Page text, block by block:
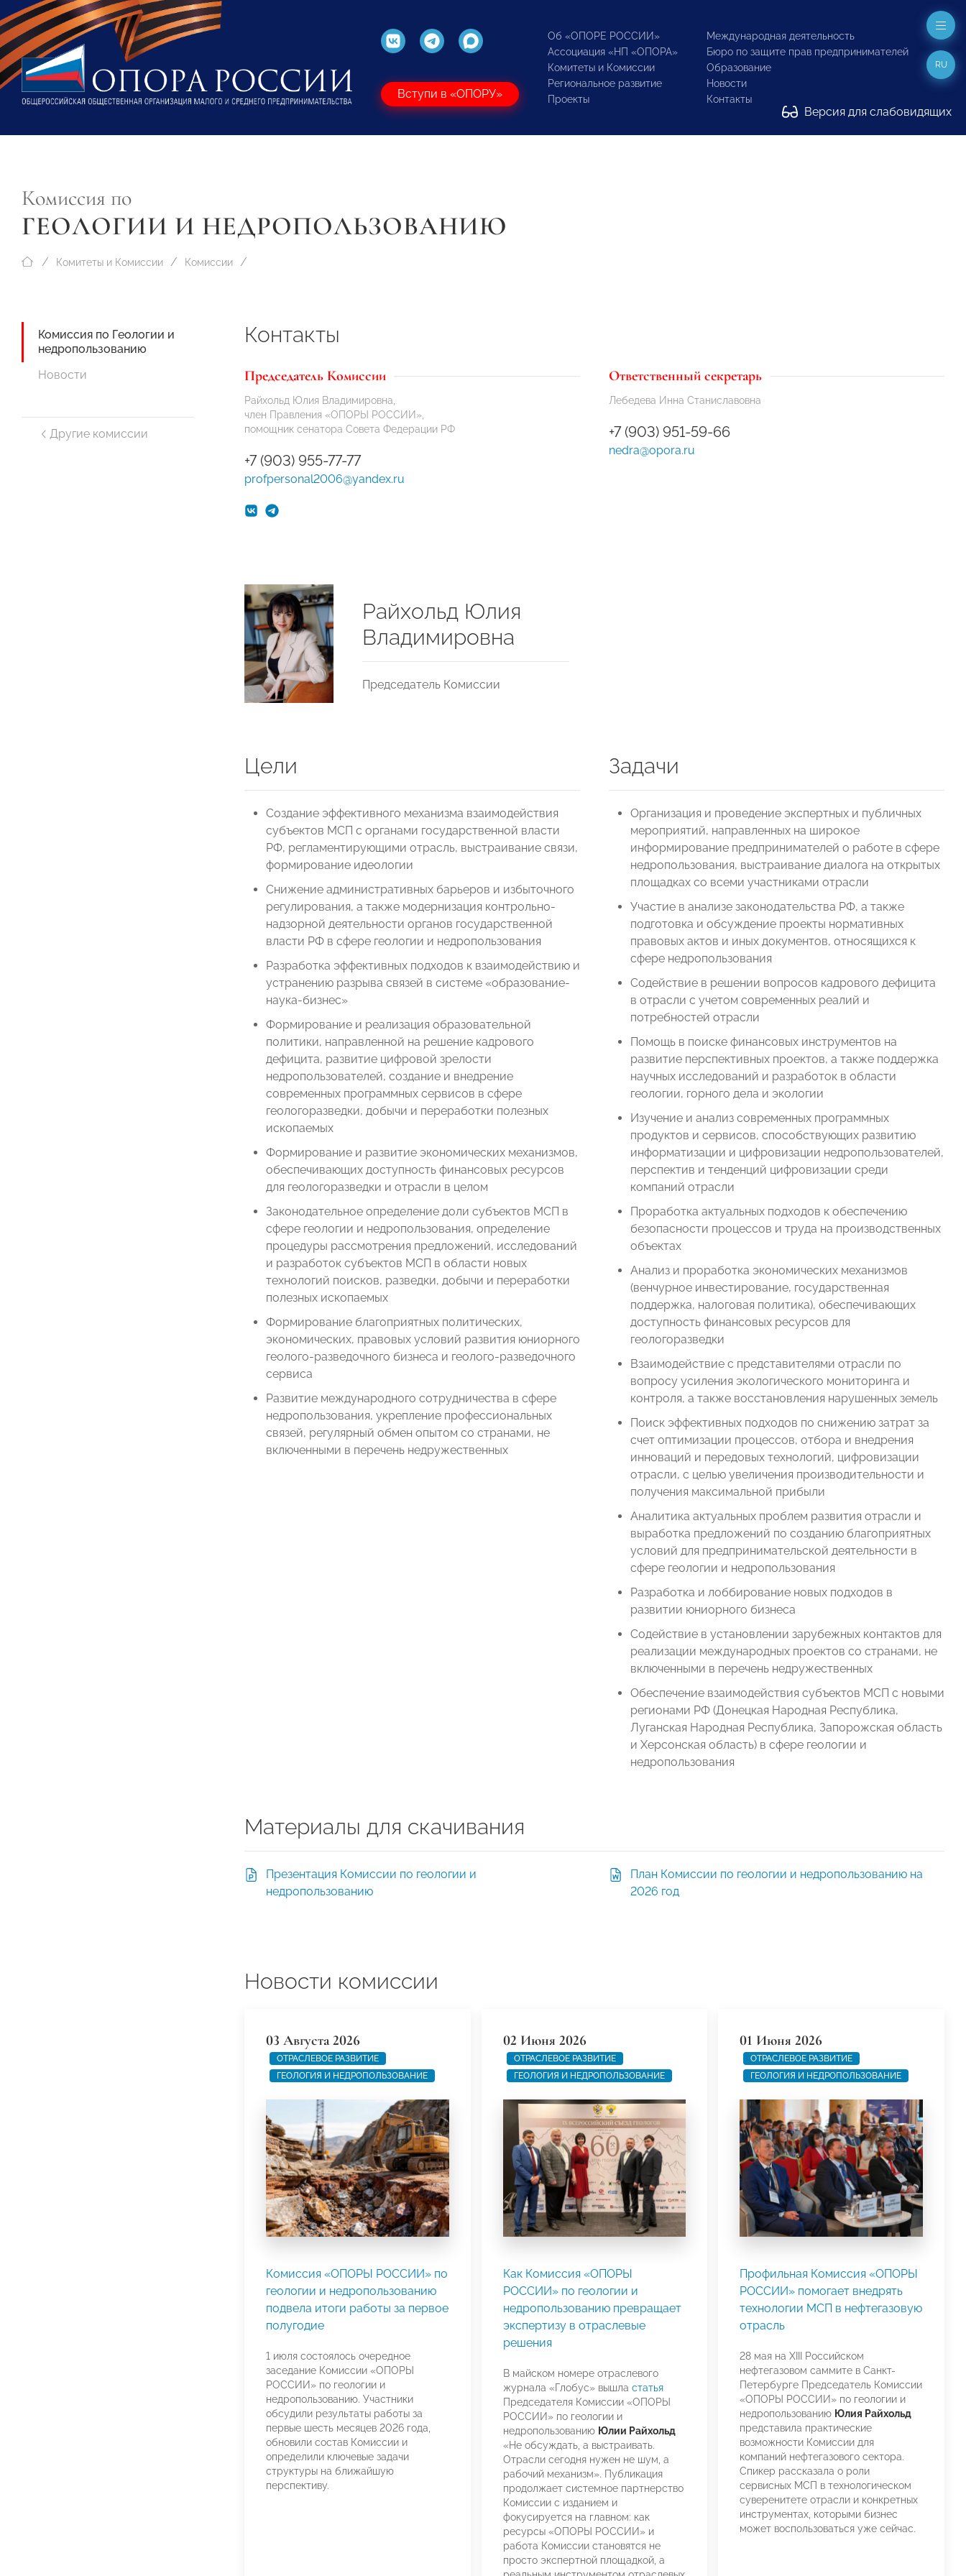
Вступи в «ОПОРУ»
Об «ОПОРЕ РОССИИ»
Ассоциация «НП «ОПОРА»
Комитеты и Комиссии
Региональное развитие
Проекты
Международная деятельность
Бюро по защите прав предпринимателей
Образование
Новости
Контакты
Версия для слабовидящих
RU
Комиссия по
ГЕОЛОГИИ И НЕДРОПОЛЬЗОВАНИЮ
Комитеты и Комиссии Комиссии
Комиссия по Геологии и
недропользованию
Новости
Другие комиссии
Контакты
Председатель Комиссии
Райхольд Юлия Владимировна,
член Правления «ОПОРЫ РОССИИ»,
помощник сенатора Совета Федерации РФ
+7 (903) 955-77-77
profpersonal2006@yandex.ru
Ответственный секретарь
Лебедева Инна Станиславовна
+7 (903) 951-59-66
nedra@opora.ru
Райхольд Юлия
Владимировна
Председатель Комиссии
Цели
Создание эффективного механизма взаимодействия
субъектов МСП с органами государственной власти
РФ, регламентирующими отрасль, выстраивание связи,
формирование идеологии
Снижение административных барьеров и избыточного
регулирования, а также модернизация контрольно-
надзорной деятельности органов государственной
власти РФ в сфере геологии и недропользования
Разработка эффективных подходов к взаимодействию и
устранению разрыва связей в системе «образование-
наука-бизнес»
Формирование и реализация образовательной
политики, направленной на решение кадрового
дефицита, развитие цифровой зрелости
недропользователей, создание и внедрение
современных программных сервисов в сфере
геологоразведки, добычи и переработки полезных
ископаемых
Формирование и развитие экономических механизмов,
обеспечивающих доступность финансовых ресурсов
для геологоразведки и отрасли в целом
Законодательное определение доли субъектов МСП в
сфере геологии и недропользования, определение
процедуры рассмотрения предложений, исследований
и разработок субъектов МСП в области новых
технологий поисков, разведки, добычи и переработки
полезных ископаемых
Формирование благоприятных политических,
экономических, правовых условий развития юниорного
геолого-разведочного бизнеса и геолого-разведочного
сервиса
Развитие международного сотрудничества в сфере
недропользования, укрепление профессиональных
связей, регулярный обмен опытом со странами, не
включенными в перечень недружественных
Задачи
Организация и проведение экспертных и публичных
мероприятий, направленных на широкое
информирование предпринимателей о работе в сфере
недропользования, выстраивание диалога на открытых
площадках со всеми участниками отрасли
Участие в анализе законодательства РФ, а также
подготовка и обсуждение проекты нормативных
правовых актов и иных документов, относящихся к
сфере недропользования
Содействие в решении вопросов кадрового дефицита
в отрасли с учетом современных реалий и
потребностей отрасли
Помощь в поиске финансовых инструментов на
развитие перспективных проектов, а также поддержка
научных исследований и разработок в области
геологии, горного дела и экологии
Изучение и анализ современных программных
продуктов и сервисов, способствующих развитию
информатизации и цифровизации недропользователей,
перспектив и тенденций цифровизации среди
компаний отрасли
Проработка актуальных подходов к обеспечению
безопасности процессов и труда на производственных
объектах
Анализ и проработка экономических механизмов
(венчурное инвестирование, государственная
поддержка, налоговая политика), обеспечивающих
доступность финансовых ресурсов для
геологоразведки
Взаимодействие с представителями отрасли по
вопросу усиления экологического мониторинга и
контроля, а также восстановления нарушенных земель
Поиск эффективных подходов по снижению затрат за
счет оптимизации процессов, отбора и внедрения
инноваций и передовых технологий, цифровизации
отрасли, с целью увеличения производительности и
получения максимальной прибыли
Аналитика актуальных проблем развития отрасли и
выработка предложений по созданию благоприятных
условий для предпринимательской деятельности в
сфере геологии и недропользования
Разработка и лоббирование новых подходов в
развитии юниорного бизнеса
Содействие в установлении зарубежных контактов для
реализации международных проектов со странами, не
включенными в перечень недружественных
Обеспечение взаимодействия субъектов МСП с новыми
регионами РФ (Донецкая Народная Республика,
Луганская Народная Республика, Запорожская область
и Херсонская область) в сфере геологии и
недропользования
Материалы для скачивания
Презентация Комиссии по геологии и
недропользованию
План Комиссии по геологии и недропользованию на
2026 год
Новости комиссии
03 Августа 2026
ОТРАСЛЕВОЕ РАЗВИТИЕ
ГЕОЛОГИЯ И НЕДРОПОЛЬЗОВАНИЕ
Комиссия «ОПОРЫ РОССИИ» по
геологии и недропользованию
подвела итоги работы за первое
полугодие
1 июля состоялось очередное
заседание Комиссии «ОПОРЫ
РОССИИ» по геологии и
недропользованию. Участники
обсудили результаты работы за
первые шесть месяцев 2026 года,
обновили состав Комиссии и
определили ключевые задачи
структуры на ближайшую
перспективу.
02 Июня 2026
ОТРАСЛЕВОЕ РАЗВИТИЕ
ГЕОЛОГИЯ И НЕДРОПОЛЬЗОВАНИЕ
Как Комиссия «ОПОРЫ
РОССИИ» по геологии и
недропользованию превращает
экспертизу в отраслевые
решения
В майском номере отраслевого
журнала «Глобус» вышла статья
Председателя Комиссии «ОПОРЫ
РОССИИ» по геологии и
недропользованию Юлии Райхольд
«Не обсуждать, а выстраивать.
Отрасли сегодня нужен не шум, а
рабочий механизм». Публикация
продолжает системное партнерство
Комиссии с изданием и
фокусируется на главном: как
ресурсы «ОПОРЫ РОССИИ» и
работа Комиссии становятся не
просто экспертной площадкой, а
01 Июня 2026
ОТРАСЛЕВОЕ РАЗВИТИЕ
ГЕОЛОГИЯ И НЕДРОПОЛЬЗОВАНИЕ
Профильная Комиссия «ОПОРЫ
РОССИИ» помогает внедрять
технологии МСП в нефтегазовую
отрасль
28 мая на XIII Российском
нефтегазовом саммите в Санкт-
Петербурге Председатель Комиссии
«ОПОРЫ РОССИИ» по геологии и
недропользованию Юлия Райхольд
представила практические
возможности Комиссии для
компаний нефтегазового сектора.
Спикер рассказала о роли
сервисных МСП в технологическом
суверенитете отрасли и конкретных
инструментах, которыми бизнес
может воспользоваться уже сейчас.